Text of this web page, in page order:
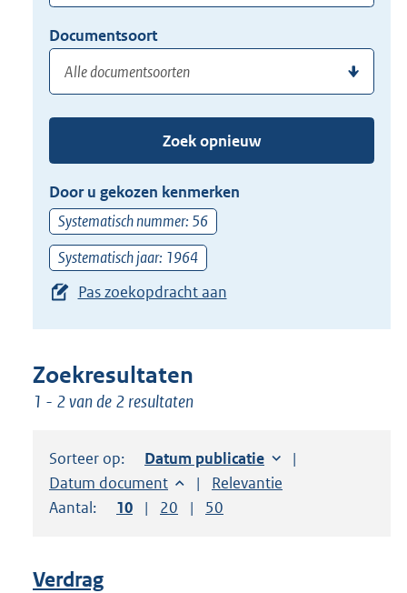
of
(dossier)nummer
hier
uw
zoekterm
of
(dossier)nummer
in
Documentsoort
of
de
pijl
beneden
toets
om
toegang
te
tot
de
Druk
om
ENTER
keuze
Zoek opnieuw
Door u gekozen kenmerken
Systematisch nummer: 56
Systematisch jaar: 1964
Pas zoekopdracht aan
Zoekresultaten
1 - 2 van de 2 resultaten
Sorteer op: Sorteer op:
Datum publicatie
Sorteer op:
Datum document Sorteer op:
Relevantie
Aantal:
Toon
10 resultaten per pagina
Toon
20 resultaten per pagina
Toon
50
Verdrag